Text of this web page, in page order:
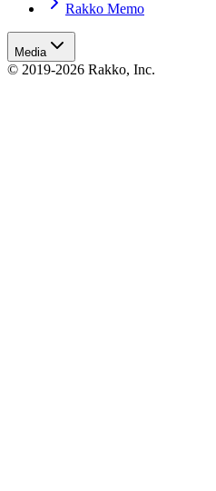
Rakko Memo
Media
© 2019-2026 Rakko, Inc.